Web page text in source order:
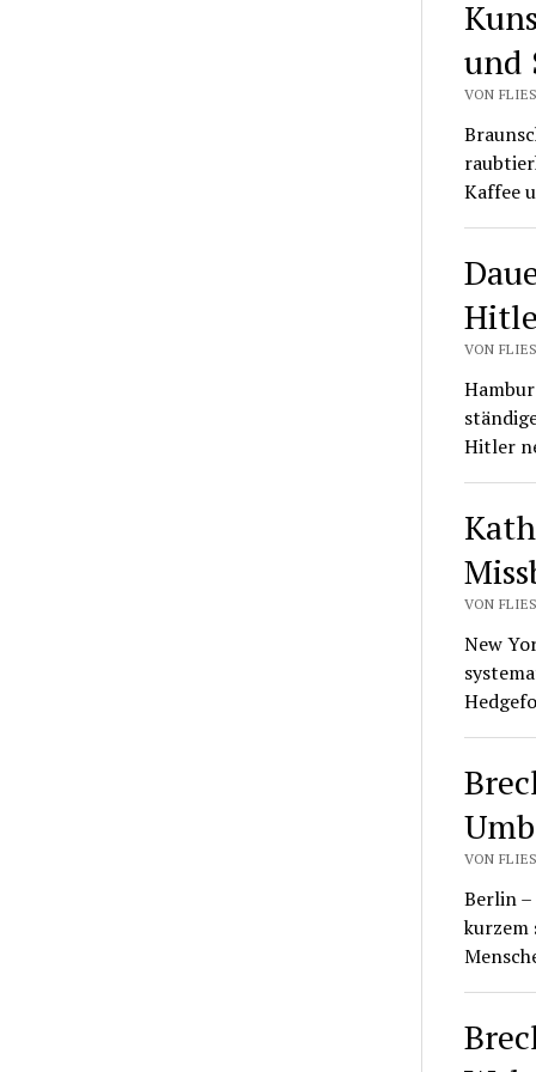
und
VON
Kaffee
VON
Hitler
VON
New
VON
Berlin –
kurzem